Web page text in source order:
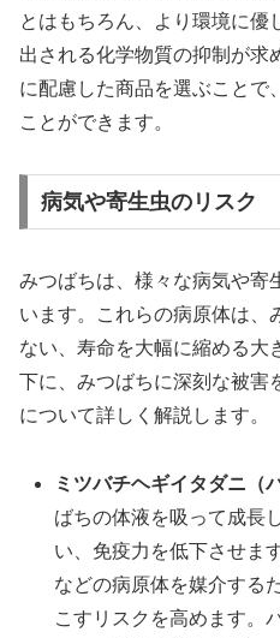
とはもちろん、より環境に優
出される化学物質の抑制が求
に配慮した商品を選ぶことで
ことができます。
病気や寄生虫のリスク
みつばちは、様々な病気や寄
います。これらの病原体は、
ない、寿命を大幅に縮める大
下に、みつばちに深刻な被害
について詳しく解説します。
ミツバチヘギイタダニ（
ばちの体液を吸って成長
い、免疫力を低下させま
などの病原体を媒介する
こすリスクを高めます。